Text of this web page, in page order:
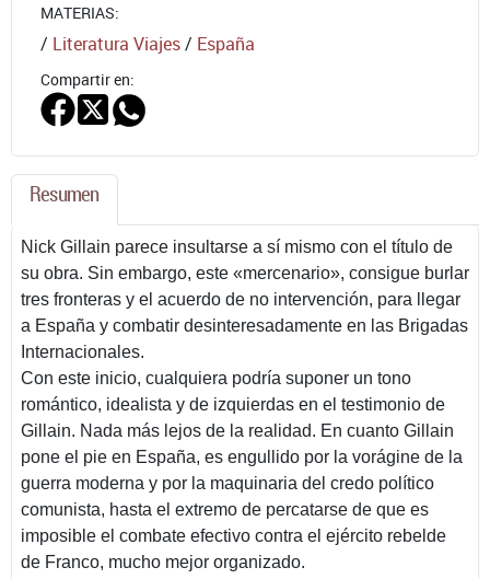
MATERIAS:
/ Literatura Viajes/ España
Compartir en:
Resumen
Nick Gillain parece insultarse a sí mismo con el título de
su obra. Sin embargo, este «mercenario», consigue burlar
tres fronteras y el acuerdo de no intervención, para llegar
a España y combatir desinteresadamente en las Brigadas
Internacionales.
Con este inicio, cualquiera podría suponer un tono
romántico, idealista y de izquierdas en el testimonio de
Gillain. Nada más lejos de la realidad. En cuanto Gillain
pone el pie en España, es engullido por la vorágine de la
guerra moderna y por la maquinaria del credo político
comunista, hasta el extremo de percatarse de que es
imposible el combate efectivo contra el ejército rebelde
de Franco, mucho mejor organizado.